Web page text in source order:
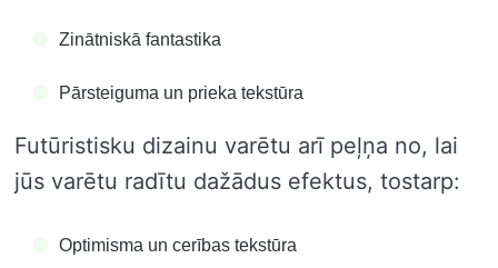
Zinātniskā fantastika
Pārsteiguma un prieka tekstūra
Futūristisku dizainu varētu arī peļņa no, lai
jūs varētu radītu dažādus efektus, tostarp:
Optimisma un cerības tekstūra